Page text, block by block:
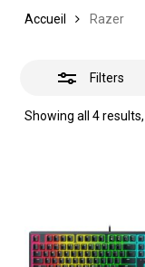
Accueil Razer
Filters
Showing all 4